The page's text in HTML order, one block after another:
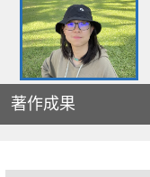
著作成果